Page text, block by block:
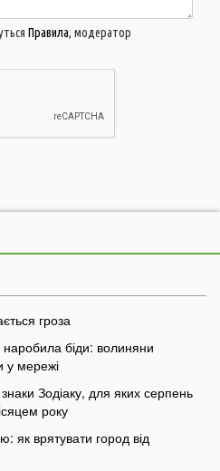
Правила, модератор
гроза
наробила біди: волиняни
у мережі
Зодіаку, для яких серпень
року
як врятувати город від